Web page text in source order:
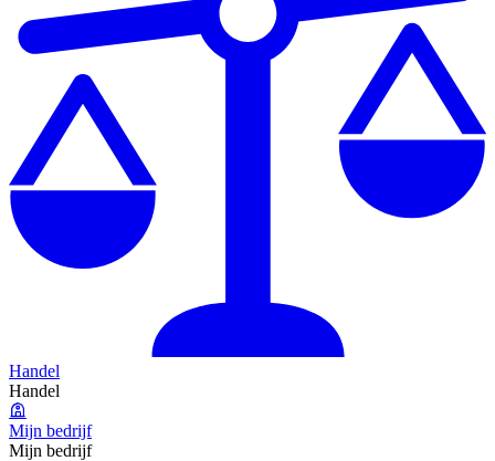
Handel
Handel
Mijn bedrijf
Mijn bedrijf